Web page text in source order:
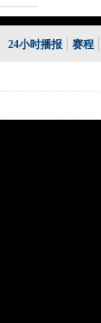
24小时播报 赛程